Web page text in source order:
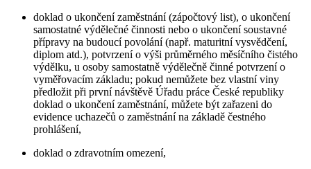
doklad o ukončení zaměstnání (zápočtový list), o ukončení
samostatné výdělečné činnosti nebo o ukončení soustavné
přípravy na budoucí povolání (např. maturitní vysvědčení,
diplom atd.), potvrzení o výši průměrného měsíčního čistého
výdělku, u osoby samostatně výdělečně činné potvrzení o
vyměřovacím základu; pokud nemůžete bez vlastní viny
předložit při první návštěvě Úřadu práce České republiky
doklad o ukončení zaměstnání, můžete být zařazeni do
evidence uchazečů o zaměstnání na základě čestného
prohlášení,
doklad o zdravotním omezení,